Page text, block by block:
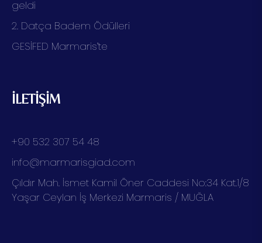
geldi
2. Datça Badem Ödülleri
GESİFED Marmaris’te
İLETİŞİM
+90 532 307 54 48
info@marmarisgiad.com
Çıldır Mah. İsmet Kamil Öner Caddesi No:34 Kat.1/8
Yaşar Ceylan İş Merkezi Marmaris / MUĞLA